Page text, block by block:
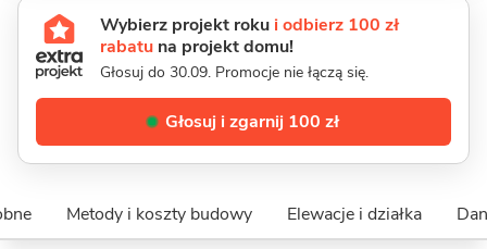
Wybierz projekt roku i odbierz 100 zł
rabatu na projekt domu!
Głosuj do 30.09. Promocje nie łączą się.
Głosuj i zgarnij 100 zł
Metody i koszty budowy Elewacje i działka